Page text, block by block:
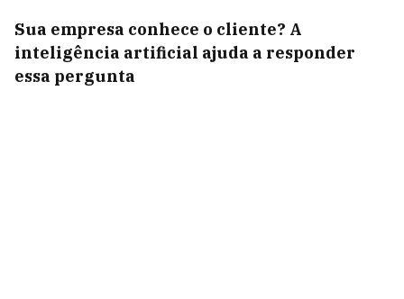
Sua empresa conhece o cliente? A
inteligência artificial ajuda a responder
essa pergunta